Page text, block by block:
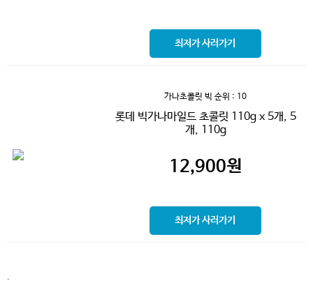
최저가 사러가기
가나초콜릿 빅 순위 : 10
롯데 빅가나마일드 초콜릿 110g x 5개, 5
개, 110g
12,900원
최저가 사러가기
.